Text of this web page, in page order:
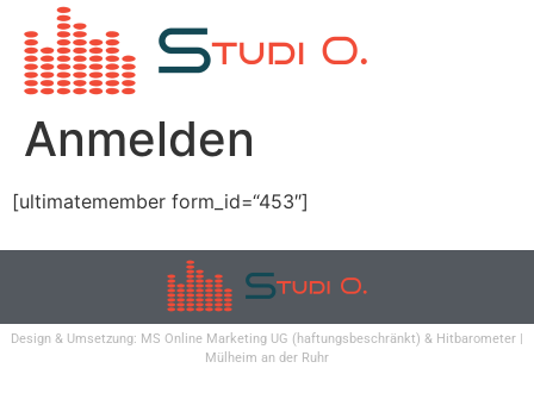
Anmelden
[ultimatemember form_id=“453″]
Design & Umsetzung: MS Online Marketing UG (haftungsbeschränkt) & Hitbarometer
Mülheim an der Ruhr